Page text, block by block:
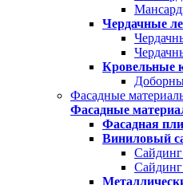
Чердачные
Кровельные
Фасадные
Фасадные
Фасадная
Виниловый